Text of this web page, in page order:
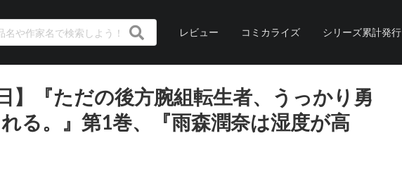
レビュー コミカライズ シリーズ累計発行
】『ただの後方腕組転生者、うっかり勇
る。』第1巻、『雨森潤奈は湿度が高